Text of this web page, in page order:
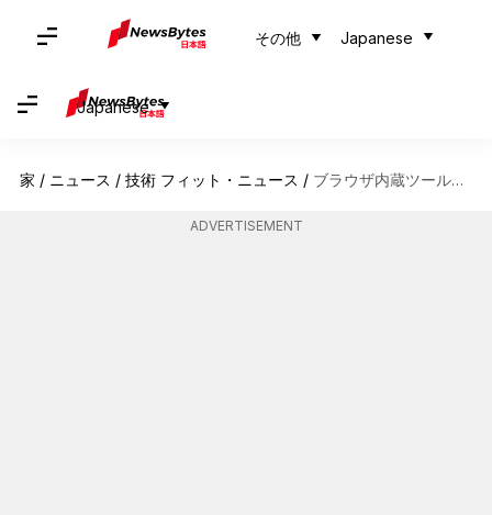
その他 Japanese
Japanese
家 / ニュース / 技術 フィット・ニュース / ブラウザ内蔵ツールでパスワードを安全に管理する方法
ADVERTISEMENT